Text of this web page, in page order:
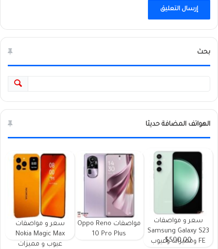
بحث
الهواتف المضافة حديثا
سعر و مواصفات
Samsung Galaxy S23
FE ومميزات وعيوب
$500.00
مواصفات Oppo Reno
10 Pro Plus
سعر و مواصفات
Nokia Magic Max
عيوب و مميزات